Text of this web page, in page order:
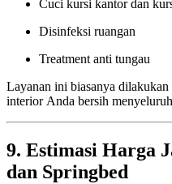
Cuci kursi kantor dan
Disinfeksi ruangan
Treatment anti tungau
Layanan ini biasanya dilakukan
interior Anda bersih
9. Estimasi Harga
dan Springbed